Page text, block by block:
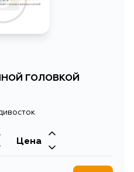
ГОЛОВКОЙ
Цена